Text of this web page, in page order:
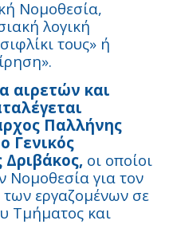
Νομοθεσία,
λογική
τους» ή
αιρετών και
Παλλήνης
Γενικός
Δριβάκος, οι οποίοι
Νομοθεσία για τον
εργαζομένων σε
Τμήματος και